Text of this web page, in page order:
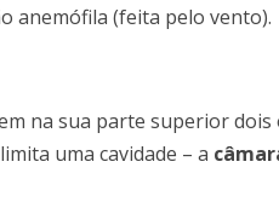
anemófila (feita pelo vento).
na sua parte superior dois
uma cavidade – a